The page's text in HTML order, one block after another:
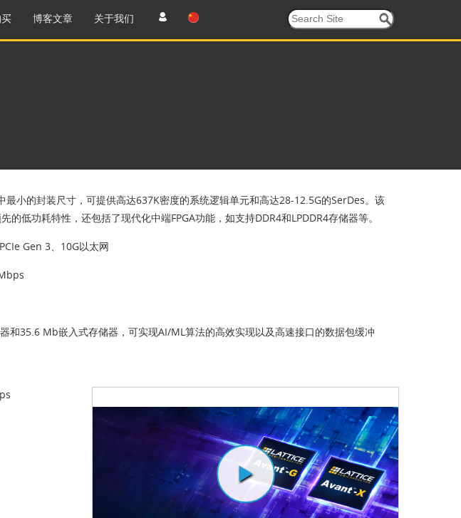
博客文章 关于我们
最小的封装尺寸，可提供高达637K密度的系统逻辑单元和高达28-12.5G的SerDes。该
低功耗特性，还包括了现代化中端FPGA功能，如支持DDR4和LPDDR4存储器等。
Gen 3、10G以太网
35.6 Mb嵌入式存储器，可实现AI/ML算法的高效实现以及高速接口的数据包缓冲